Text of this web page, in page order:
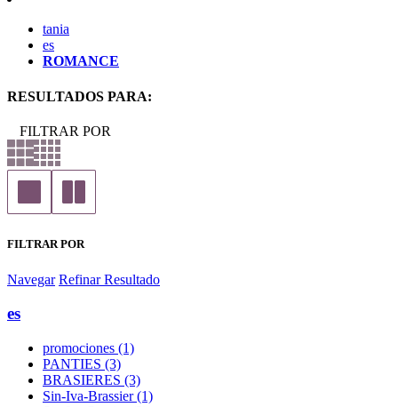
tania
es
ROMANCE
RESULTADOS PARA:
FILTRAR POR
FILTRAR POR
Navegar Refinar Resultado
es
promociones (1)
PANTIES (3)
BRASIERES (3)
Sin-Iva-Brassier (1)